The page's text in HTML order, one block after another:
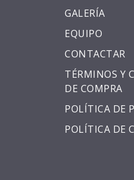
GALERÍA
EQUIPO
CONTACTAR
TÉRMINOS Y
DE COMPRA
POLÍTICA DE
POLÍTICA DE